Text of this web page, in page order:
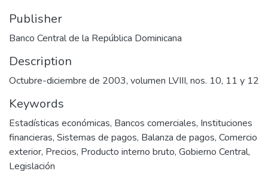
Publisher
Banco Central de la República Dominicana
Description
Octubre-diciembre de 2003, volumen LVIII, nos. 10, 11 y 12
Keywords
Estadísticas económicas, Bancos comerciales, Instituciones
financieras, Sistemas de pagos, Balanza de pagos, Comercio
exterior, Precios, Producto interno bruto, Gobierno Central,
Legislación